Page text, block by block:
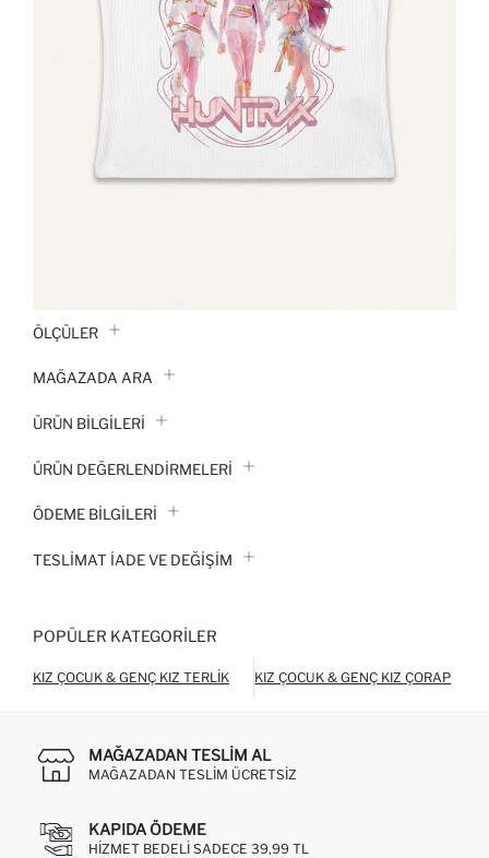
ÖLÇÜLER
MAĞAZADA ARA
ÜRÜN BILGILERI
ÜRÜN DEĞERLENDİRMELERİ
ÖDEME BİLGİLERİ
TESLIMAT İADE VE DEĞIŞIM
POPÜLER KATEGORILER
KIZ ÇOCUK & GENÇ KIZ TERLIK KIZ ÇOCUK & GENÇ KIZ ÇORAP
MAĞAZADAN TESLIM AL
MAĞAZADAN TESLIM ÜCRETSIZ
KAPIDA ÖDEME
HIZMET BEDELI SADECE 39,99 TL